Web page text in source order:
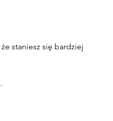
staniesz się bardziej